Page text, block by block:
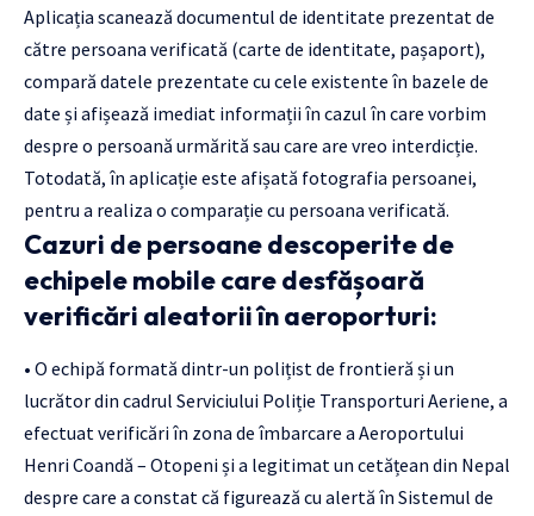
Aplicația scanează documentul de identitate prezentat de
către persoana verificată (carte de identitate, pașaport),
compară datele prezentate cu cele existente în bazele de
date și afișează imediat informații în cazul în care vorbim
despre o persoană urmărită sau care are vreo interdicție.
Totodată, în aplicație este afișată fotografia persoanei,
pentru a realiza o comparație cu persoana verificată.
Cazuri de persoane descoperite de
echipele mobile care desfășoară
verificări aleatorii în aeroporturi:
• O echipă formată dintr-un polițist de frontieră și un
lucrător din cadrul Serviciului Poliție Transporturi Aeriene, a
efectuat verificări în zona de îmbarcare a Aeroportului
Henri Coandă – Otopeni și a legitimat un cetățean din Nepal
despre care a constat că figurează cu alertă în Sistemul de